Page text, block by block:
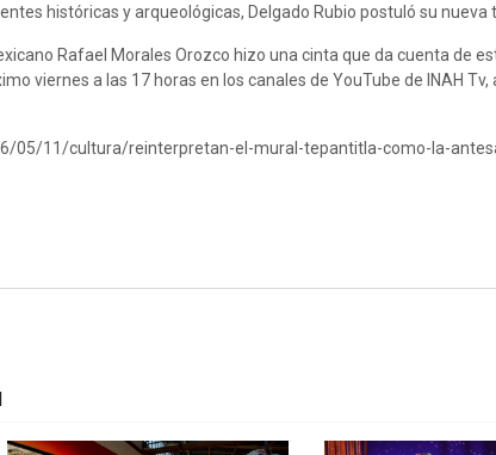
históricas y arqueológicas, Delgado Rubio postuló su nueva
Rafael Morales Orozco hizo una cinta que da cuenta de
viernes a las 17 horas en los canales de YouTube de INAH Tv,
05/11/cultura/reinterpretan-el-mural-tepantitla-como-la-